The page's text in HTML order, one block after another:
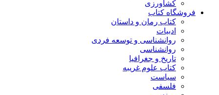
کشاورزی
فروشگاه کتاب
کتاب رمان و داستان
ادبیات
روانشناسی و توسعه فردی
روانشناسی
تاریخ و جغرافیا
کتاب علوم غریبه
سیاست
فلسفی